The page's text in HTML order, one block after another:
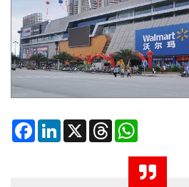
FacebookLinkedIn
X Threads